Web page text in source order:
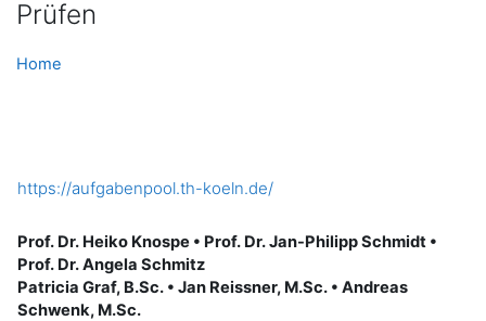
Prüfen
Home
https://aufgabenpool.th-koeln.de/
Prof. Dr. Heiko Knospe • Prof. Dr. Jan-Philipp Schmidt •
Prof. Dr. Angela Schmitz
Patricia Graf, B.Sc. • Jan Reissner, M.Sc. • Andreas
Schwenk, M.Sc.